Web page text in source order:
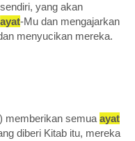
yang akan
ayat-Mu dan mengajarkan
menyucikan mereka.
memberikan semua ayat
diberi Kitab itu, mereka